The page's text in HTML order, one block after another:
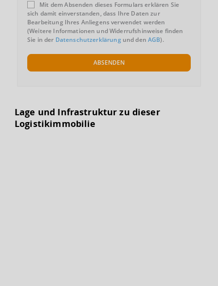
Mit dem Absenden dieses Formulars erklären Sie
sich damit einverstanden, dass Ihre Daten zur
Bearbeitung Ihres Anliegens verwendet werden
(Weitere Informationen und Widerrufshinweise finden
Sie in der Datenschutzerklärungund denAGB).
ABSENDEN
Lage und Infrastruktur zu dieser
Logistikimmobilie